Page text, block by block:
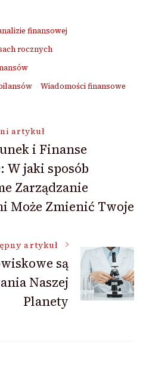
finansowej
rocznych
Wiadomości finansowe
artykuł
i Finanse
W jaki sposób
Zarządzanie
Może Zmienić Twoje
artykuł
są
Naszej
Planety